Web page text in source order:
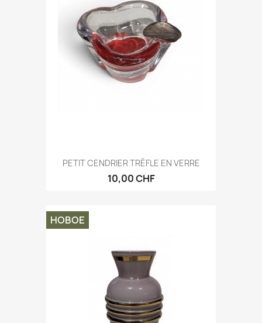
PETIT CENDRIER TRÈFLE EN VERRE
10,00 CHF
НОВОЕ